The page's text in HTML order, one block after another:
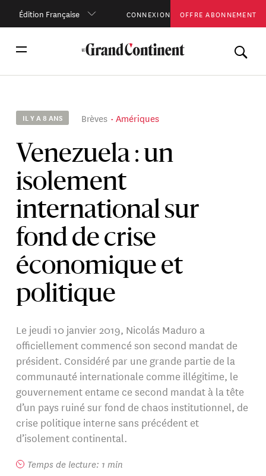
Édition Française CONNEXION OFFRE ABONNEMENT
IL Y A 8 ANS Brèves Amériques
Venezuela : un
isolement
international sur
fond de crise
économique et
politique
Le jeudi 10 janvier 2019, Nicolás Maduro a
officiellement commencé son second mandat de
président. Considéré par une grande partie de la
communauté internationale comme illégitime, le
gouvernement entame ce second mandat à la tête
d’un pays ruiné sur fond de chaos institutionnel, de
crise politique interne sans précédent et
d’isolement continental.
Temps de lecture: 1 min